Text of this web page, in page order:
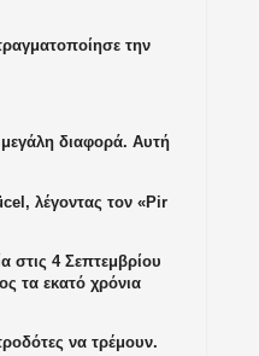
την
διαφορά. Αυτή
λέγοντας τον «Pir
4 Σεπτεμβρίου
τα εκατό χρόνια
να τρέμουν.